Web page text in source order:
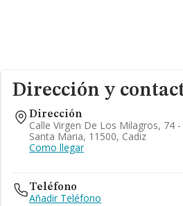
Dirección y
Dirección
Calle Virgen De Los Milagros, 74
Santa Maria, 11500, Cadiz
Como llegar
Teléfono
Añadir Teléfono